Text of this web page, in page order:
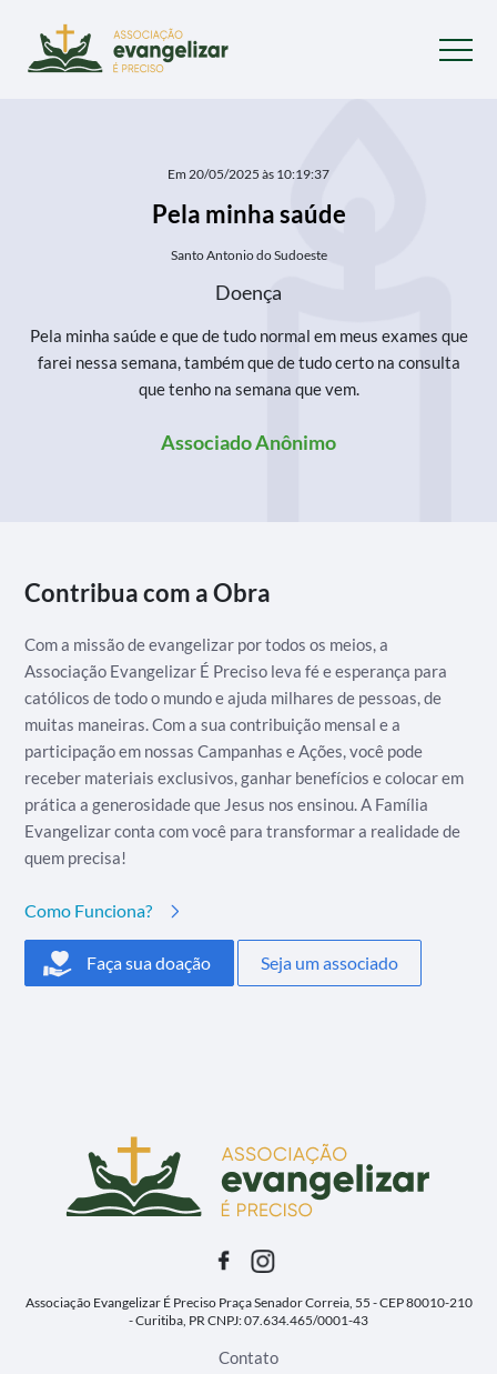
Em 20/05/2025 às 10:19:37
Pela minha saúde
Santo Antonio do Sudoeste
Doença
Pela minha saúde e que de tudo normal em meus exames que
farei nessa semana, também que de tudo certo na consulta
que tenho na semana que vem.
Associado Anônimo
Contribua com a Obra
Com a missão de evangelizar por todos os meios, a
Associação Evangelizar É Preciso leva fé e esperança para
católicos de todo o mundo e ajuda milhares de pessoas, de
muitas maneiras. Com a sua contribuição mensal e a
participação em nossas Campanhas e Ações, você pode
receber materiais exclusivos, ganhar benefícios e colocar em
prática a generosidade que Jesus nos ensinou. A Família
Evangelizar conta com você para transformar a realidade de
quem precisa!
Como Funciona?
Faça sua doação Seja um associado
Associação Evangelizar É PrecisoPraça Senador Correia, 55 - CEP 80010-210
- Curitiba, PRCNPJ: 07.634.465/0001-43
Contato